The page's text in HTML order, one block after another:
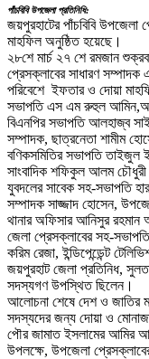
পাঁচবিবি উপজেলা প্রতিনিধি:
জয়পুরহাটের পাঁচবিবি
মাহফিল অনুষ্ঠিত হয়েছে।
২৮শে মার্চ ২৭ শে রমজান
প্রেসক্লাবের সাধারণ সম্পাদক
পরিবেশে ইফতার ও দোয়া
সভাপতি এস এম রুহুল
বিএনপির সভাপতি আলহাজ্ব
সম্পাদক, ছাত্রনেতা শামীম
বণিকসমিতির সভাপতি তাইজুল
সাংবাদিক শফিকুল আলম চৌধুরী
যুবদলের সাবেক সহ-সভাপতি
সম্পাদক সাজ্জাদ হোসেন,
থানার অফিসার আনিসুর রহমান
জেলা প্রেসক্লাবের সহ-সভাপতি
করিম রেজা, ইন্ডিপেন্ডেন্ট
জয়পুরহাট জেলা প্রতিনিধ,
সদস্যগণ উপস্থিত ছিলেন।
আলোচনা শেষে দেশ ও জাতির
সদস্যদের জন্য দোয়া ও
পৌর জামাত ইসলামের আমির
উপলক্ষে, উপজেলা